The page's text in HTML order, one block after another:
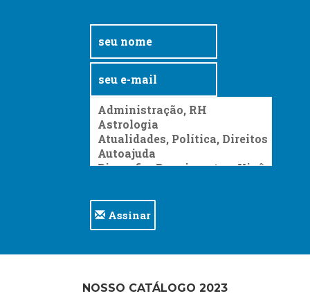
Assinar
NOSSO CATÁLOGO 2023